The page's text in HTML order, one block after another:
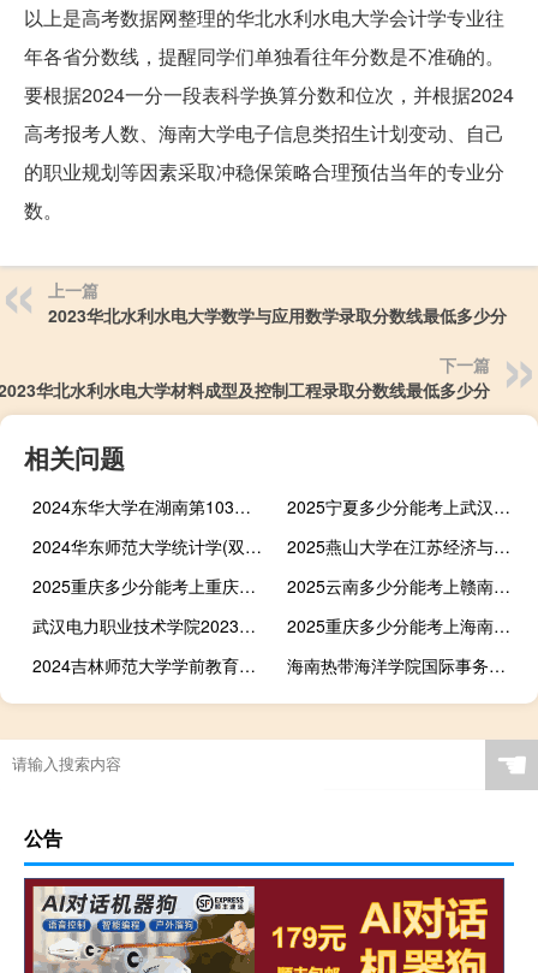
以上是高考数据网整理的华北水利水电大学会计学专业往
年各省分数线，提醒同学们单独看往年分数是不准确的。
要根据2024一分一段表科学换算分数和位次，并根据2024
高考报考人数、海南大学电子信息类招生计划变动、自己
的职业规划等因素采取冲稳保策略合理预估当年的专业分
数。
上一篇
2023华北水利水电大学数学与应用数学录取分数线最低多少分
下一篇
华北水利水电大学材料成型及控制工程录取分数线最低多少分
相关问题
2024东华大学在湖南第103组(美术与设计类)专业分数线最低多少 最低327.8分
2025宁夏多少分能考上武汉铁路职业技术学院 2024最低364分
2024华东师范大学统计学(双学位)在广东录取分数线 最低640分
2025燕山大学在江苏经济与金融专业最低要多少分 历年最低551
2025重庆多少分能考上重庆科技职业学院 2024最低245分
2025云南多少分能考上赣南卫生健康职业学院 2024最低382分
武汉电力职业技术学院2023各省最低分统计表
2025重庆多少分能考上海南经贸职业技术学院 2024最低90.49分
2024吉林师范大学学前教育在贵州录取分数线 全国最低477分
海南热带海洋学院国际事务与国际关系专业在江西历年录取分数线 近三年最低分514
☚
公告